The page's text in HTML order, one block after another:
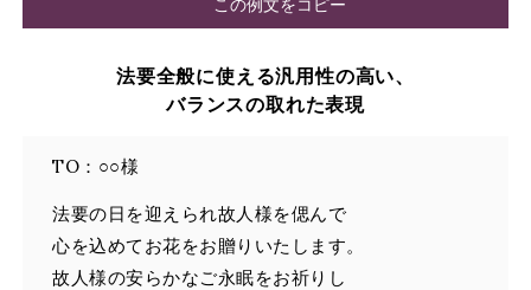
この例文をコピー
法要全般に使える汎用性の高い、
バランスの取れた表現
TO：○○様
法要の日を迎えられ故人様を偲んで
心を込めてお花をお贈りいたします。
故人様の安らかなご永眠をお祈りし